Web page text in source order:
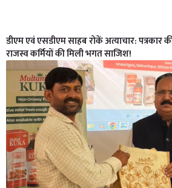
डीएम एवं एसडीएम साहब रोकें अत्याचार: पत्रकार
राजस्व कर्मियों की मिली भगत साजिश!